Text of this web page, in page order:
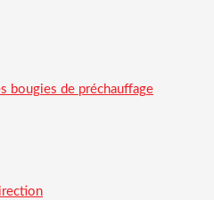
bougies de préchauffage